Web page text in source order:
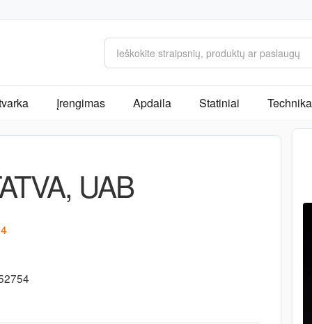
Įrengimas Apdaila Statiniai
UAB